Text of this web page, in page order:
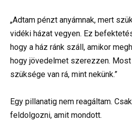
„Adtam pénzt anyámnak, mert
vidéki házat vegyen. Ez
hogy a ház ránk száll, amikor
hogy jövedelmet szerezzen.
szüksége van rá, mint nekünk.”
Egy pillanatig nem reagáltam.
feldolgozni, amit mondott.